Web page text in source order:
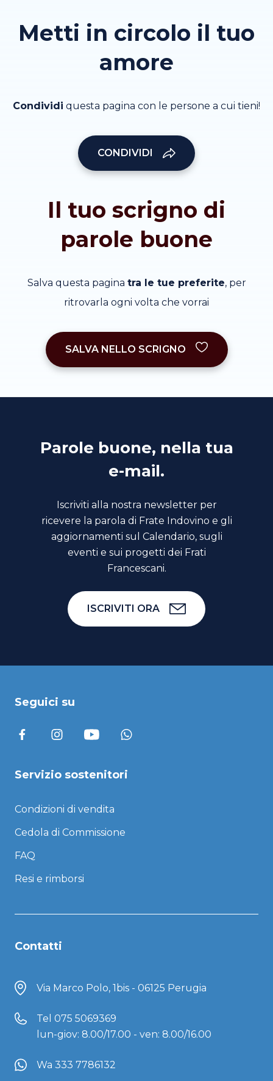
Metti in circolo il tuo
amore
Condividi questa pagina con le persone a cui tieni!
CONDIVIDI
Il tuo scrigno di
parole buone
Salva questa pagina tra le tue preferite, per
ritrovarla ogni volta che vorrai
SALVA NELLO SCRIGNO
Parole buone, nella tua
e-mail.
Iscriviti alla nostra newsletter per
ricevere la parola di Frate Indovino e gli
aggiornamenti sul Calendario, sugli
eventi e sui progetti dei Frati
Francescani.
ISCRIVITI ORA
Seguici su
Servizio sostenitori
Condizioni di vendita
Cedola di Commissione
FAQ
Resi e rimborsi
Contatti
Via Marco Polo, 1bis - 06125 Perugia
Tel 075 5069369
lun-giov: 8.00/17.00 - ven: 8.00/16.00
Wa 333 7786132